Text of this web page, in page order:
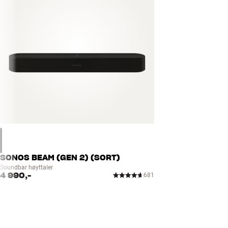
SONOS BEAM (GEN 2) (SORT)
Soundbar høyttaler
4 990,- 681